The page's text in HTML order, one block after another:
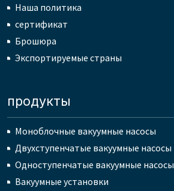
Наша политика
сертификат
Брошюра
Экспортируемые страны
продукты
Моноблочные вакуумные насосы
Двухступенчатые вакуумные насосы
Одноступенчатые вакуумные насосы
Вакуумные установки